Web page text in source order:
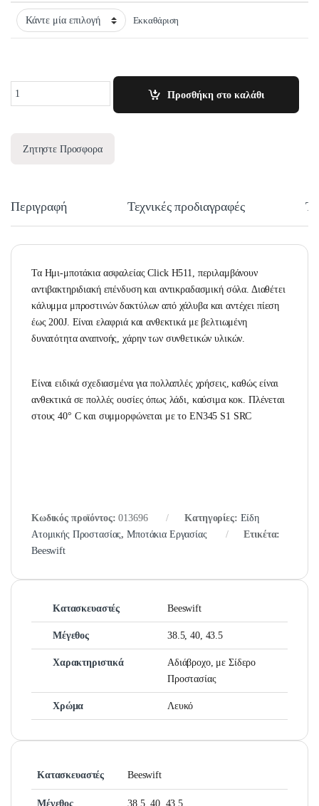
Εκκαθάριση
Προσθήκη στο καλάθι
Ζητηστε Προσφορα
Περιγραφή Τεχνικές προδιαγραφές
Τα Ημι-μποτάκια ασφαλείας Click H511, περιλαμβάνουν
αντιβακτηριδιακή επένδυση και αντικραδασμική σόλα. Διαθέτει
κάλυμμα μπροστινών δακτύλων από χάλυβα και αντέχει πίεση
έως 200J. Είναι ελαφριά και ανθεκτικά με βελτιωμένη
δυνατότητα αναπνοής, χάρην των συνθετικών υλικών.
Είναι ειδικά σχεδιασμένα για πολλαπλές χρήσεις, καθώς είναι
ανθεκτικά σε πολλές ουσίες όπως λάδι, καύσιμα κοκ. Πλένεται
στους 40° C και συμμορφώνεται με το EN345 S1 SRC
Κωδικός προϊόντος:013696 Κατηγορίες: Είδη
Ατομικής Προστασίας,Μποτάκια Εργασίας
Ετικέτα:
Beeswift
Κατασκευαστές Beeswift
Μέγεθος 38.5, 40, 43.5
Χαρακτηριστικά
Αδιάβροχο, με Σίδερο
Προστασίας
Χρώμα Λευκό
Κατασκευαστές Beeswift
Μέγεθος 38.5, 40, 43.5